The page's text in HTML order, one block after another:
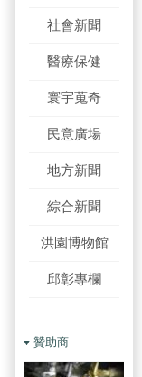
社會新聞
醫療保健
寰宇蒐奇
民意廣場
地方新聞
綜合新聞
洪園博物館
邱彰專欄
贊助商